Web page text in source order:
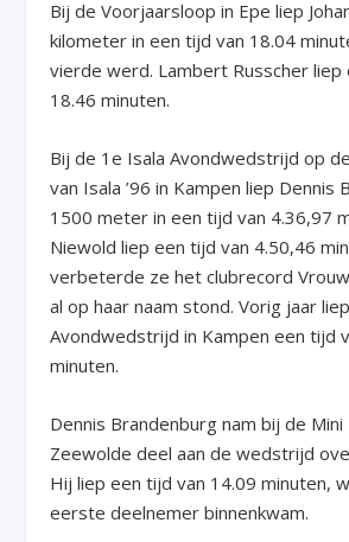
Bij de Voorjaarsloop in Epe liep
kilometer in een tijd van 18.04
vierde werd. Lambert Russcher liep
18.46 minuten.
Bij de 1e Isala Avondwedstrijd op
van Isala ’96 in Kampen liep Dennis
1500 meter in een tijd van 4.36,97
Niewold liep een tijd van 4.50,46
verbeterde ze het clubrecord
al op haar naam stond. Vorig jaar
Avondwedstrijd in Kampen een tijd
minuten.
Dennis Brandenburg nam bij de Mini
Zeewolde deel aan de wedstrijd
Hij liep een tijd van 14.09 minuten,
eerste deelnemer binnenkwam.